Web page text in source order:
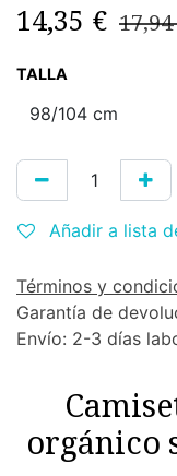
14,35 € 17,94
TALLA
Añadir a lista
Términos y
Garantía de
Envío: 2-3 días
orgánico